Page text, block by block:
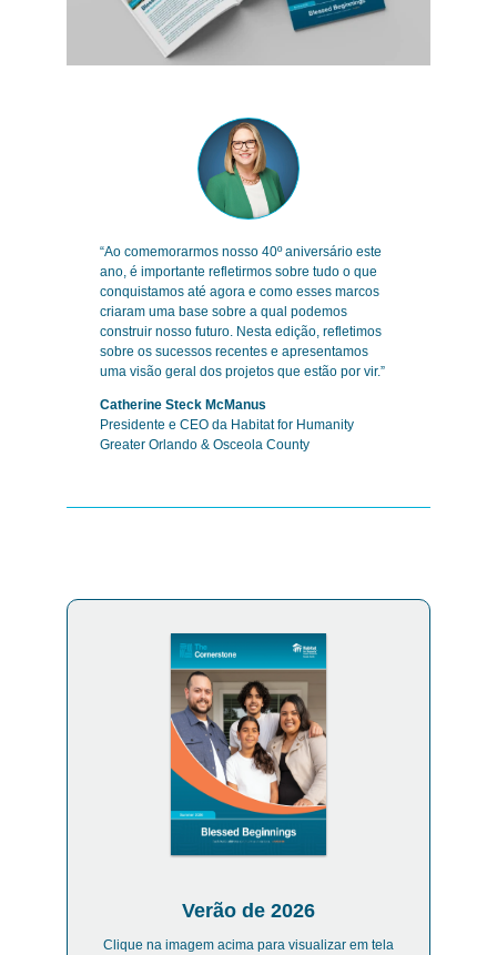
“Ao comemorarmos nosso 40º aniversário este
ano, é importante refletirmos sobre tudo o que
conquistamos até agora e como esses marcos
criaram uma base sobre a qual podemos
construir nosso futuro. Nesta edição, refletimos
sobre os sucessos recentes e apresentamos
uma visão geral dos projetos que estão por vir.”
Catherine Steck McManus
Presidente e CEO da Habitat for Humanity
Greater Orlando & Osceola County
Verão de 2026
Clique na imagem acima para visualizar em tela